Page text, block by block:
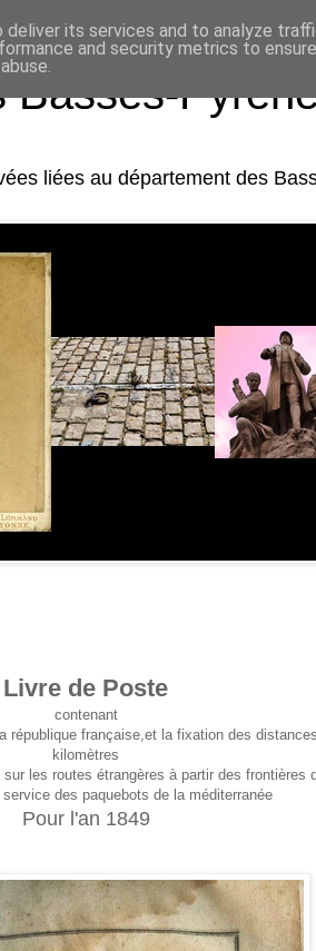
Basses-
liées au département des
Livre de Poste
contenant
république française,et la fixation des
kilomètres
les routes étrangères à partir des frontières
service des paquebots de la méditerranée
Pour l'an 1849
its services and to analyze
and security metrics to